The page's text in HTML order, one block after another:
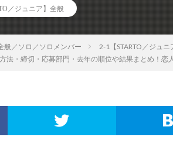
／ジュニア】全般
般／ソロ／ソロメンバー
2-1【STARTO／ジュニ
法・締切・応募部門・去年の順位や結果まとめ！恋